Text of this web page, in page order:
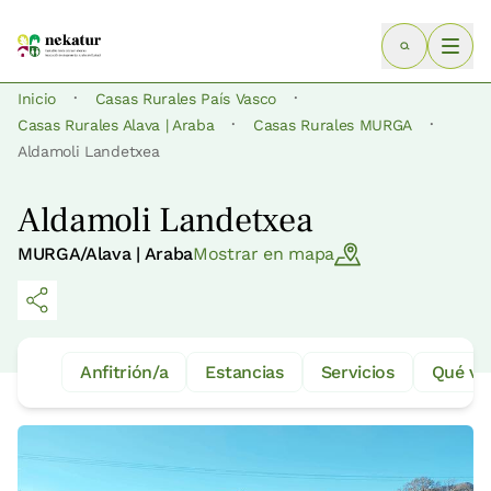
Inicio · Casas Rurales País Vasco ·
Casas Rurales Alava | Araba · Casas Rurales MURGA ·
Aldamoli Landetxea
Aldamoli Landetxea
MURGA/Alava | ArabaMostrar en mapa
Anfitrión/a Estancias Servicios Qué